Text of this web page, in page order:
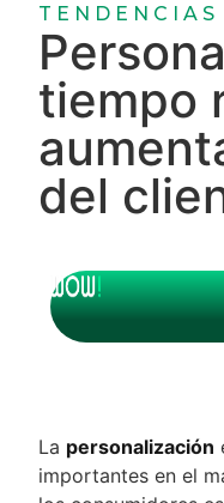
TENDENCIAS
tiempo
del
La personalización
importantes en el